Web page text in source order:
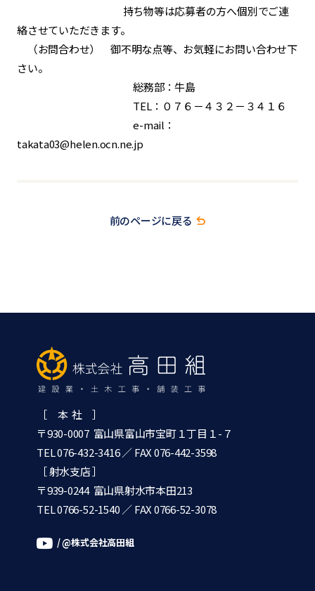
持ち物等は応募者の方へ個別でご連
絡させていただきます。
（お問合わせ） 御不明な点等、お気軽にお問い合わせ下
さい。
総務部：牛島
TEL：０７６－４３２－３４１６
e-mail：
takata03@helen.ocn.ne.jp
前のページに戻る
［ 本 社 ］
〒930-0007 富山県富山市宝町１丁目１-７
TEL 076-432-3416／ FAX 076-442-3598
［ 射水支店 ］
〒939-0244 富山県射水市本田213
TEL 0766-52-1540 ／ FAX 0766-52-3078
/ @株式会社高田組